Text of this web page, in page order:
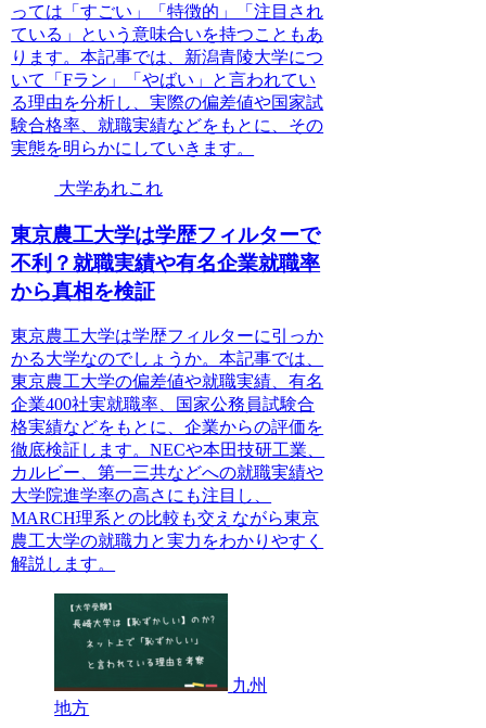
っては「すごい」「特徴的」「注目され
ている」という意味合いを持つこともあ
ります。本記事では、新潟青陵大学につ
いて「Fラン」「やばい」と言われてい
る理由を分析し、実際の偏差値や国家試
験合格率、就職実績などをもとに、その
実態を明らかにしていきます。
大学あれこれ
東京農工大学は学歴フィルターで
不利？就職実績や有名企業就職率
から真相を検証
東京農工大学は学歴フィルターに引っか
かる大学なのでしょうか。本記事では、
東京農工大学の偏差値や就職実績、有名
企業400社実就職率、国家公務員試験合
格実績などをもとに、企業からの評価を
徹底検証します。NECや本田技研工業、
カルビー、第一三共などへの就職実績や
大学院進学率の高さにも注目し、
MARCH理系との比較も交えながら東京
農工大学の就職力と実力をわかりやすく
解説します。
九州
地方